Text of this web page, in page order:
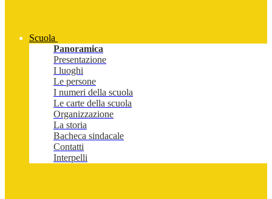
Scuola
Panoramica
Presentazione
I luoghi
Le persone
I numeri della scuola
Le carte della scuola
Organizzazione
La storia
Bacheca sindacale
Contatti
Interpelli